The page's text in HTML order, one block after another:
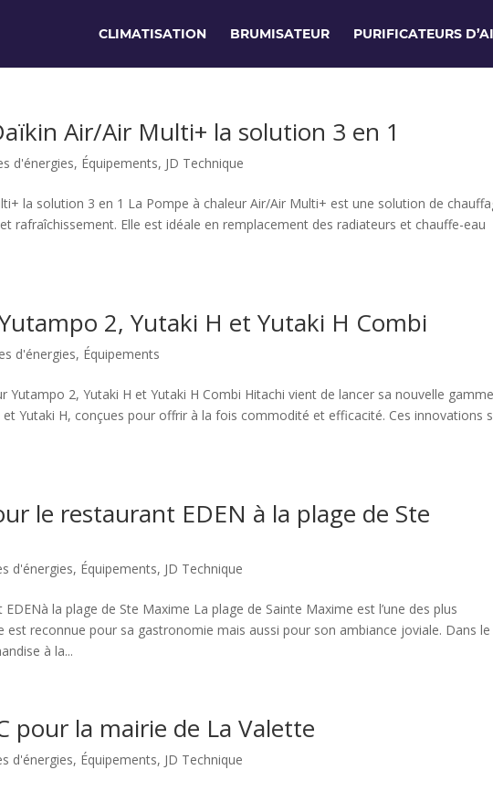
CLIMATISATION BRUMISATEUR PURIFICATEURS
Air/Air Multi+ la solution 3 en 1
d'énergies, Équipements, JD Technique
la solution 3 en 1 La Pompe à chaleur Air/Air Multi+ est une solution de
rafraîchissement. Elle est idéale en remplacement des radiateurs et chauffe-eau
2, Yutaki H et Yutaki H Combi
d'énergies, Équipements
Yutampo 2, Yutaki H et Yutaki H Combi Hitachi vient de lancer sa nouvelle
Yutaki H, conçues pour offrir à la fois commodité et efficacité. Ces innovations
le restaurant EDEN à la plage de Ste
d'énergies, Équipements, JD Technique
la plage de Ste Maxime La plage de Sainte Maxime est l’une des plus
est reconnue pour sa gastronomie mais aussi pour son ambiance joviale. Dans le
à la...
pour la mairie de La Valette
d'énergies, Équipements, JD Technique